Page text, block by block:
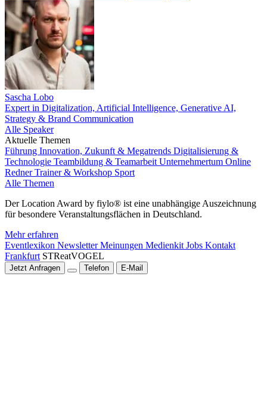
Sascha Lobo
Expert in Digitalization, Artificial Intelligence, Generative AI,
Strategy & Brand Communication
Alle Speaker
Aktuelle Themen
Führung Innovation, Zukunft & Megatrends Digitalisierung &
Technologie Teambildung & Teamarbeit Unternehmertum Online
RednerTrainer & Workshop Sport
Alle Themen
Der Location Award by fiylo® ist eine unabhängige Auszeichnung
für besondere Veranstaltungsflächen in Deutschland.
Mehr erfahren
Eventlexikon NewsletterMeinungen Medienkit Jobs Kontakt
Frankfurt STReatVOGEL
Jetzt Anfragen Telefon E-Mail